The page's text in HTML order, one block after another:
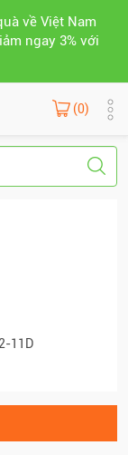
về Việt Nam
ngay 3% với
(0)
11D